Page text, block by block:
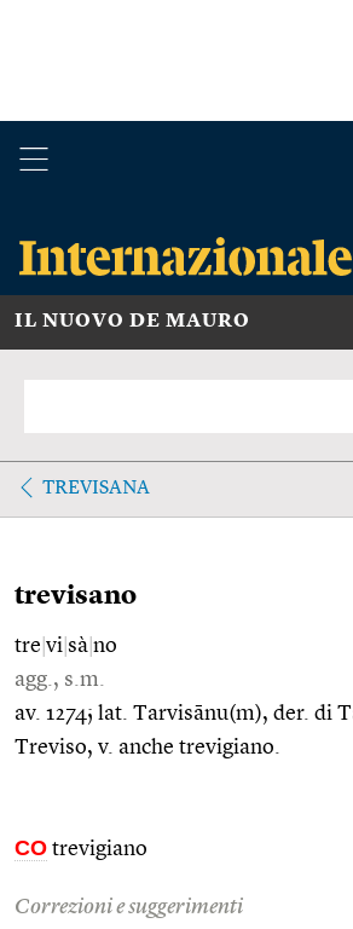
IL NUOVO DE MAURO
TREVISANA
trevisano
tre vi sà no
agg., s.m.
av. 1274; lat. Tarvisānu(m), der. di
Treviso, v. anche trevigiano.
CO trevigiano
Correzioni e suggerimenti